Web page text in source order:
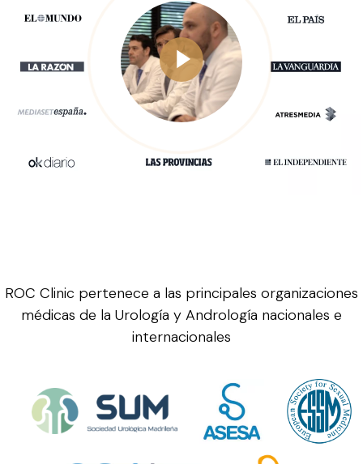
ROC Clinic pertenece a las principales organizaciones
médicas de la Urología y Andrología nacionales e
internacionales